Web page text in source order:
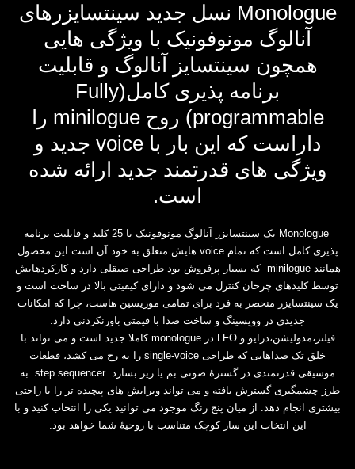
Monologue‏ نسل جدید سینتسایزرهای
آنالوگ مونوفونیک با ویژگی هایی
همچون سینتسایز آنالوگ و ‏قابلیت
برنامه پذیری کامل(‏Fully
programmable‏) روح ‏minilogue‏ را
داراست که این بار با ‏voice‏ ‏جدید و
ویژگی های قدرتمند جدید ارائه شده
است.‏
‏ ‏Monologue‏ یک سینتسایزر آنالوگ مونوفونیک با 25 کلید و قابلیت برنامه
پذیری کامل است که تمام ‏voice‏ هایش متعلق به خود آن است.این محصول
همانند ‏‎ minilogue‏ که بسیار پرفروش بود طراحی صیقلی ‏دارد و کارکردهایش
توسط کلیدهای چرخان کنترل می شود و دارای کیفیتی بالا در ساخت است و
یک ‏سینتسایزر منحصر به فرد برای تمامی موزیسین هاست، چرا که امکانات
‎فیلتر،مدولیشن،درایو و ‏LFO‏ در ‏monologue‏ کاملا جدید است و می تواند با
خلق ‏تک صداهایی که طراحی ‏single-voice‏ را به رخ می کشد، قطعات
موسیقی قدرتمندی در گسترۀ صوتی بم ‏یا زیر بسازد .‏‎ step sequencer‏ به
طرز چشمگیری گسترش یافته و می تواند ویرایش های پیچیده تر را با ‏راحتی
بیشتری انجام دهد. از میان پنج رنگ موجود می توانید یکی را انتخاب کنید و با
این انتخاب این ساز ‏کوچک متناسب با روحیۀ شما خواهد بود.‏